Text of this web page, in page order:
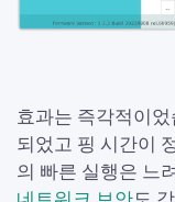
효과는 즉각적이
되었고 핑 시간이
의 빠른 실행은 느